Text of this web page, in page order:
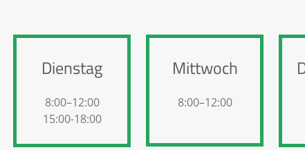
Dienstag
8:00–12:00
15:00-18:00
Mittwoch
8:00–12:00